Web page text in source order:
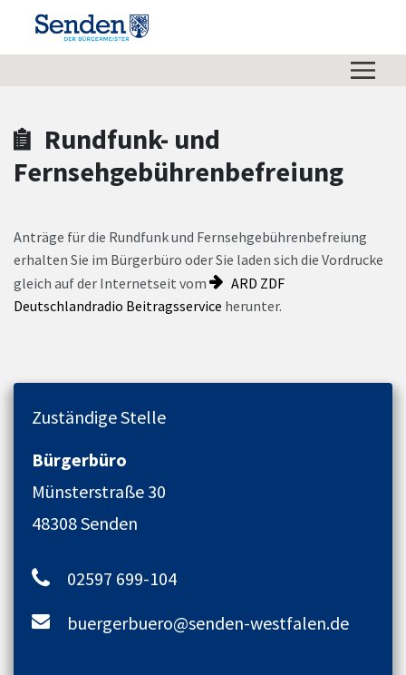
Zum Header
Zum Hauptinhalt
Zum Footer
Zum Hauptinhalt springen
Rundfunk- und
Fernsehgebührenbefreiung
Anträge für die Rundfunk und Fernsehgebührenbefreiung
erhalten Sie im Bürgerbüro oder Sie laden sich die Vordrucke
gleich auf der Internetseit vom
ARD ZDF
Deutschlandradio Beitragsservice herunter.
Zuständige Stelle
Bürgerbüro
Münsterstraße 30
48308 Senden
02597 699-104
buergerbuero@senden-westfalen.de